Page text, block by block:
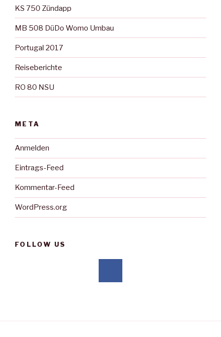
KS 750 Zündapp
MB 508 DüDo Womo Umbau
Portugal 2017
Reiseberichte
RO 80 NSU
META
Anmelden
Eintrags-Feed
Kommentar-Feed
WordPress.org
FOLLOW US